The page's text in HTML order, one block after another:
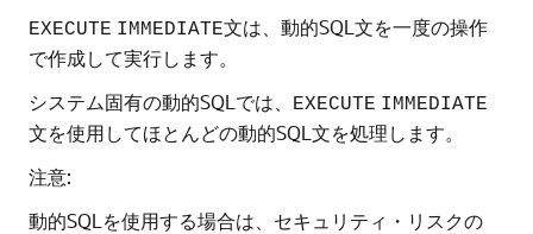
EXECUTE IMMEDIATE文は、動的SQL文を一度の操作
で作成して実行します。
システム固有の動的SQLでは、
EXECUTE IMMEDIATE
文を使用してほとんどの動的SQL文を処理します。
注意:
動的SQLを使用する場合は、セキュリティ・リスクの